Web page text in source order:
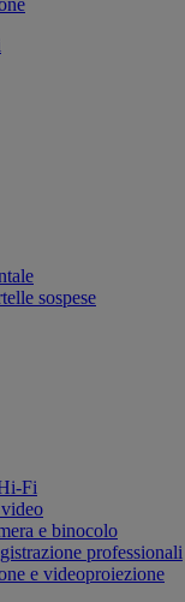
sospese
Fi
e binocolo
professionali
e videoproiezione